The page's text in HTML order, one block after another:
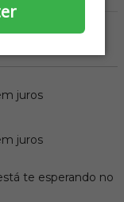
juros
juros
te esperando no